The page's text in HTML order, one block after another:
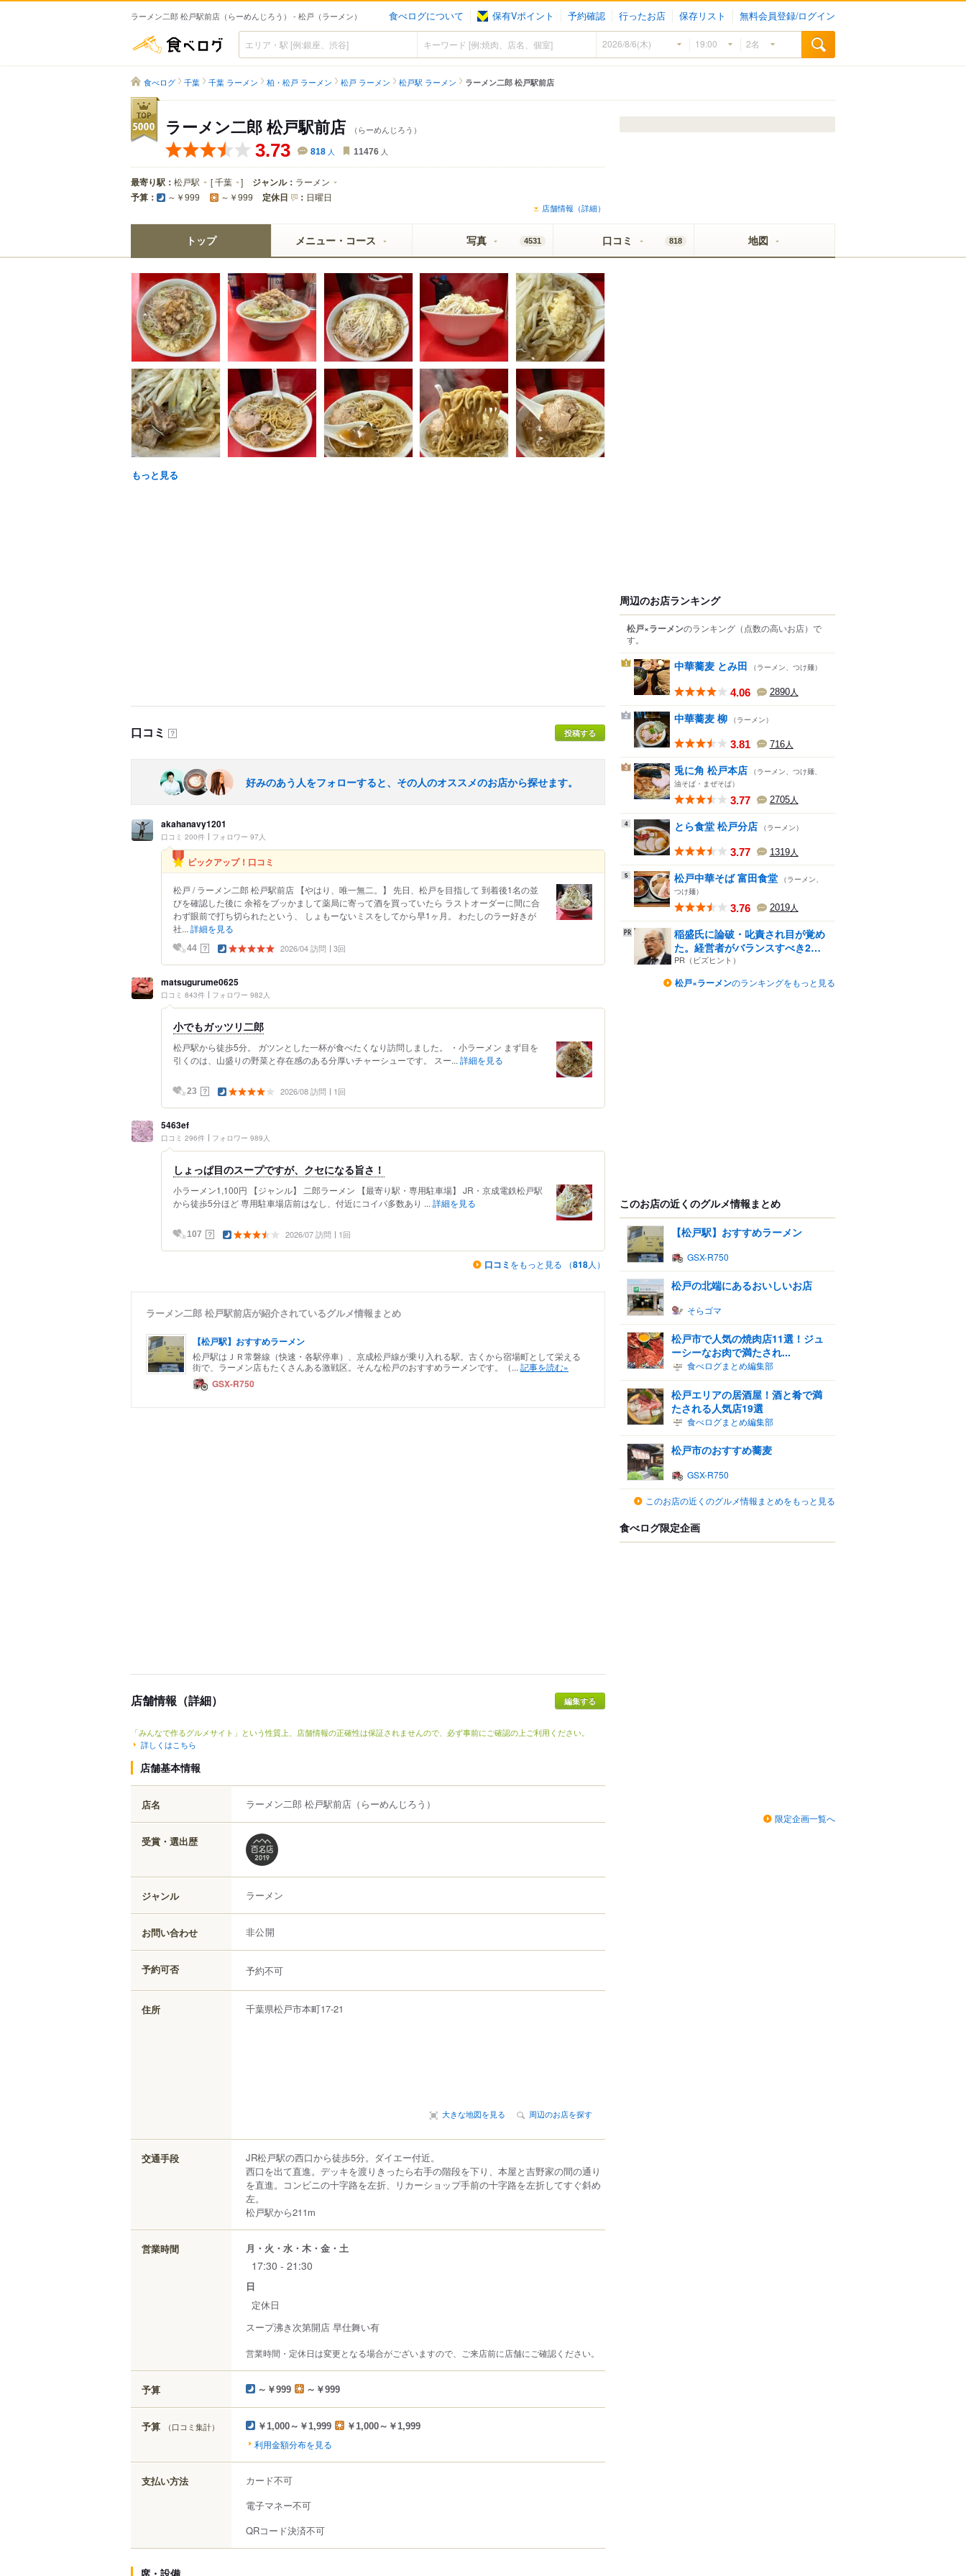
ラーメン二郎 松戸駅前店（らーめんじろう） - 松戸（ラーメン） 食べログについて 保有Vポイント 予約確認 行ったお店 保存リスト 無料会員登録/ログイン
食べログ
食べログ 千葉 千葉 ラーメン 柏・松戸 ラーメン 松戸 ラーメン 松戸駅 ラーメン ラーメン二郎 松戸駅前店
ラーメン二郎 松戸駅前店 （らーめんじろう）
3.73 818 人 11476 人
最寄り駅： 松戸駅 [千葉 ] ジャンル： ラーメン
予算： ～￥999 ～￥999 定休日 ： 日曜日
店舗情報（詳細）
トップ メニュー・コース 写真 4531 口コミ 818 地図
もっと見る
口コミ ？ 投稿する
好みのあう人をフォローすると、その人のオススメのお店から探せます。
akahanavy1201
口コミ 200件 フォロワー 97人
ピックアップ！口コミ
松戸 / ラーメン二郎 松戸駅前店 【やはり、唯一無二。】 先日、松戸を目指して 到着後1名の並
びを確認した後に 余裕をブッかまして薬局に寄って酒を買っていたら ラストオーダーに間に合
わず眼前で打ち切られたという、 しょもーないミスをしてから早1ヶ月。 わたしのラー好きが
社... 詳細を見る
44 ？ 2026/04 訪問 3回
matsugurume0625
口コミ 843件 フォロワー 982人
小でもガッツリ二郎
松戸駅から徒歩5分。 ガツンとした一杯が食べたくなり訪問しました。 ・小ラーメン まず目を
引くのは、山盛りの野菜と存在感のある分厚いチャーシューです。 スー... 詳細を見る
23 ？ 2026/08 訪問 1回
5463ef
口コミ 296件 フォロワー 989人
しょっぱ目のスープですが、クセになる旨さ！
小ラーメン1,100円 【ジャンル】 二郎ラーメン 【最寄り駅・専用駐車場】 JR・京成電鉄松戸駅
から徒歩5分ほど 専用駐車場店前はなし、付近にコイパ多数あり ... 詳細を見る
107 ？ 2026/07 訪問 1回
口コミ をもっと見る （818人）
ラーメン二郎 松戸駅前店が紹介されているグルメ情報まとめ
【松戸駅】おすすめラーメン
松戸駅はＪＲ常磐線（快速・各駅停車）、京成松戸線が乗り入れる駅。古くから宿場町として栄える
街で、ラーメン店もたくさんある激戦区。そんな松戸のおすすめラーメンです。（... 記事を読む»
GSX-R750
店舗情報（詳細）
「みんなで作るグルメサイト」という性質上、店舗情報の正確性は保証されませんので、必ず事前にご確認の上ご利用ください。
詳しくはこちら
店舗基本情報
店名 ラーメン二郎 松戸駅前店 （らーめんじろう）
受賞・選出歴
ジャンル ラーメン
お問い合わせ 非公開
予約可否 予約不可
住所 千葉県松戸市本町17-21
大きな地図を見る 周辺のお店を探す
交通手段
JR松戸駅の西口から徒歩5分。ダイエー付近。
西口を出て直進。デッキを渡りきったら右手の階段を下り、本屋と吉野家の間の通り
を直進。コンビニの十字路を左折、リカーショップ手前の十字路を左折してすぐ斜め
左。
松戸駅から211m
営業時間 月・火・水・木・金・土
17:30 - 21:30
日
定休日
スープ沸き次第開店 早仕舞い有
営業時間・定休日は変更となる場合がございますので、ご来店前に店舗にご確認ください。
予算 ～￥999 ～￥999
予算 （口コミ集計） ￥1,000～￥1,999 ￥1,000～￥1,999
利用金額分布を見る
支払い方法
カード不可
電子マネー不可
QRコード決済不可
席・設備
周辺のお店ランキング
松戸×ラーメンのランキング （点数の高いお店） で
す。
1 中華蕎麦 とみ田 （ラーメン、つけ麺）
4.06 2890人
2 中華蕎麦 柳 （ラーメン）
3.81 716人
3 兎に角 松戸本店 （ラーメン、つけ麺、
油そば・まぜそば）
3.77 2705人
4 とら食堂 松戸分店 （ラーメン）
3.77 1319人
5 松戸中華そば 富田食堂 （ラーメン、
つけ麺）
3.76 2019人
稲盛氏に論破・叱責され目が覚め
た。経営者がバランスすべき2
つ...
PR（ビズヒント）
松戸×ラーメンのランキングをもっと見る
このお店の近くのグルメ情報まとめ
【松戸駅】おすすめラーメン
GSX-R750
松戸の北端にあるおいしいお店
そらゴマ
松戸市で人気の焼肉店11選！ジュ
ーシーなお肉で満たされ...
食べログまとめ編集部
松戸エリアの居酒屋！酒と肴で満
たされる人気店19選
食べログまとめ編集部
松戸市のおすすめ蕎麦
GSX-R750
このお店の近くのグルメ情報まとめをもっと見る
食べログ限定企画
限定企画一覧へ